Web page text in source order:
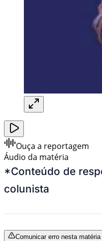
Ouça a reportagem
Áudio da matéria
*Conteúdo de
colunista
Comunicar erro nesta matéria